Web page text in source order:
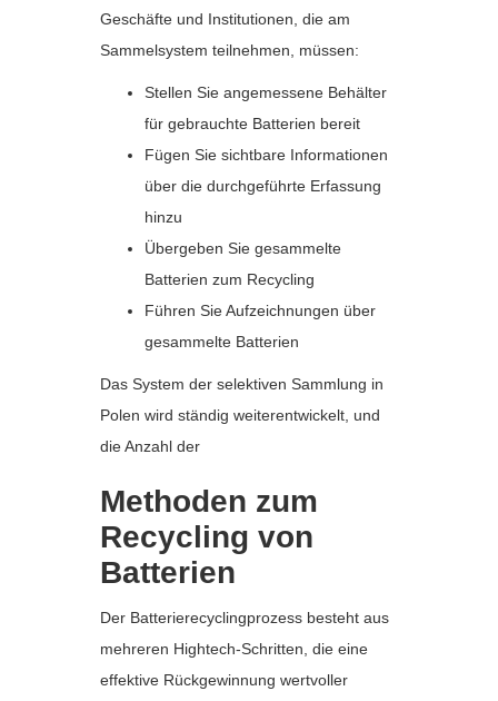
Geschäfte und Institutionen, die am
Sammelsystem teilnehmen, müssen:
Stellen Sie angemessene Behälter
für gebrauchte Batterien bereit
Fügen Sie sichtbare Informationen
über die durchgeführte Erfassung
hinzu
Übergeben Sie gesammelte
Batterien zum Recycling
Führen Sie Aufzeichnungen über
gesammelte Batterien
Das System der selektiven Sammlung in
Polen wird ständig weiterentwickelt, und
die Anzahl der
Methoden zum
Recycling von
Batterien
Der Batterierecyclingprozess besteht aus
mehreren Hightech-Schritten, die eine
effektive Rückgewinnung wertvoller